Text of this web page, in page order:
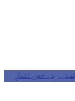
يقصف ريف حمص الشمالي